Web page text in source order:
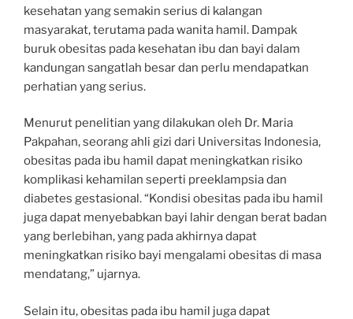
kesehatan yang semakin serius di kalangan
masyarakat, terutama pada wanita hamil. Dampak
buruk obesitas pada kesehatan ibu dan bayi dalam
kandungan sangatlah besar dan perlu mendapatkan
perhatian yang serius.
Menurut penelitian yang dilakukan oleh Dr. Maria
Pakpahan, seorang ahli gizi dari Universitas Indonesia,
obesitas pada ibu hamil dapat meningkatkan risiko
komplikasi kehamilan seperti preeklampsia dan
diabetes gestasional. “Kondisi obesitas pada ibu hamil
juga dapat menyebabkan bayi lahir dengan berat badan
yang berlebihan, yang pada akhirnya dapat
meningkatkan risiko bayi mengalami obesitas di masa
mendatang,” ujarnya.
Selain itu, obesitas pada ibu hamil juga dapat